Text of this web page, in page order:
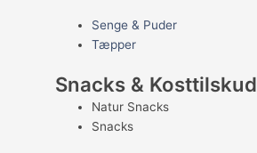
Senge & Puder
Tæpper
Snacks & Kosttilskud
Natur Snacks
Snacks